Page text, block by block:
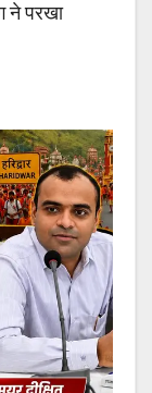
ने परखा